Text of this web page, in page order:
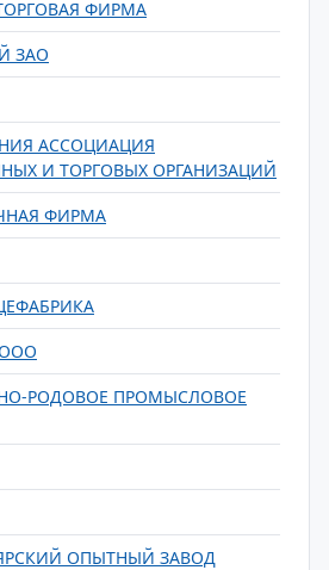
ФИРМА
ЗАО
АССОЦИАЦИЯ
И ТОРГОВЫХ ОРГАНИЗАЦИЙ
ФИРМА
РОДОВОЕ ПРОМЫСЛОВОЕ
ОПЫТНЫЙ ЗАВОД